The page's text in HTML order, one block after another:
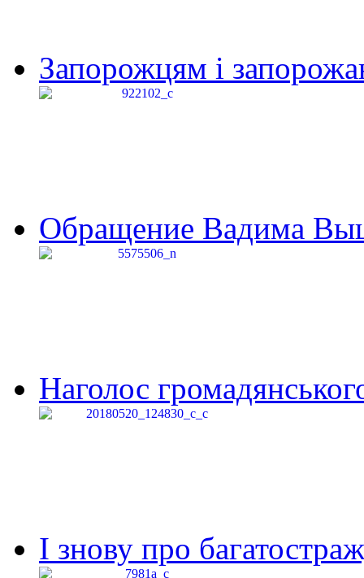
Запорожцям і
Обращение Вадима
Наголос
І знову про